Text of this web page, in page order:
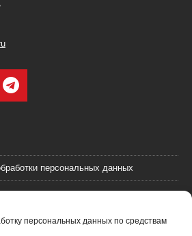
персональных данных по средствам
персональных данных
данных
(оферта)